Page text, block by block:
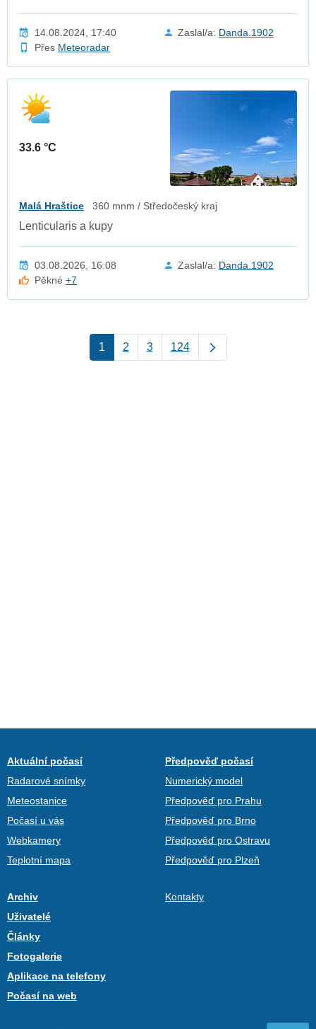
14.08.2024, 17:40 Zaslal/a: Danda.1902
Přes Meteoradar
33.6 °C
Malá Hraštice 360 mnm / Středočeský kraj
Lenticularis a kupy
03.08.2026, 16:08 Zaslal/a: Danda.1902
Pěkné+7
1 2 3 124
Aktuální počasí
Radarové snímky
Meteostanice
Počasí u vás
Webkamery
Teplotní mapa
Předpověď počasí
Numerický model
Předpověď pro Prahu
Předpověď pro Brno
Předpověď pro Ostravu
Předpověď pro Plzeň
Archiv
Uživatelé
Články
Fotogalerie
Aplikace na telefony
Počasí na web
Kontakty